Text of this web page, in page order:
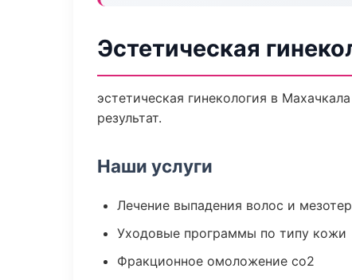
Эстетическая
эстетическая гинекология в
результат.
Наши услуги
Лечение выпадения волос и
Уходовые программы по типу кожи
Фракционное омоложение co2